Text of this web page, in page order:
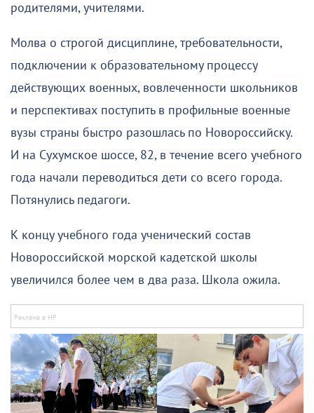
родителями, учителями.
Молва о строгой дисциплине, требовательности,
подключении к образовательному процессу
действующих военных, вовлеченности школьников
и перспективах поступить в профильные военные
вузы страны быстро разошлась по Новороссийску.
И на Сухумское шоссе, 82, в течение всего учебного
года начали переводиться дети со всего города.
Потянулись педагоги.
К концу учебного года ученический состав
Новороссийской морской кадетской школы
увеличился более чем в два раза. Школа ожила.